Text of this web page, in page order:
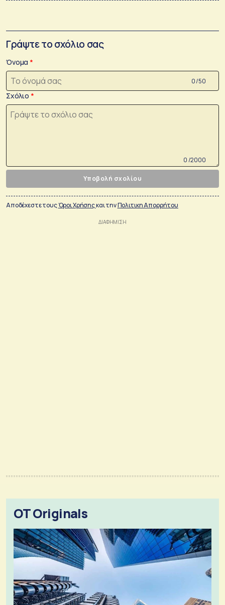
Γράψτε το σχόλιο σας
Όνομα
0 /50
Σχόλιο
0 /2000
Υποβολή σχολίου
Αποδέχεστε τουςΌροι Χρήσηςκαι τηνΠολιτικη Απορρήτου
OT Originals